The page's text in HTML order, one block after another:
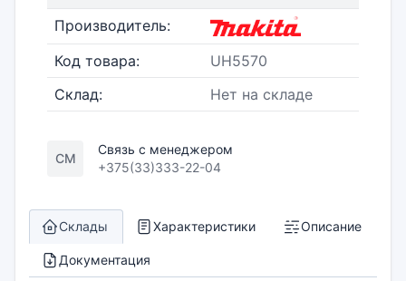
Производитель:
Код товара:
UH5570
Склад:
Нет на складе
СМ
Связь с менеджером
+375(33)333-22-04
Склады Характеристики Описание
Документация